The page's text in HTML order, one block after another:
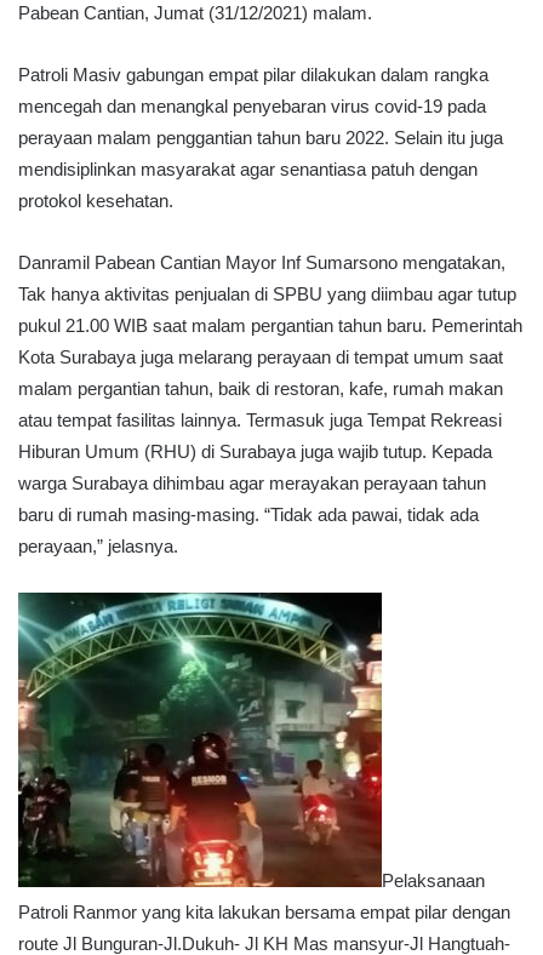
Pabean Cantian, Jumat (31/12/2021) malam.
Patroli Masiv gabungan empat pilar dilakukan dalam rangka
mencegah dan menangkal penyebaran virus covid-19 pada
perayaan malam penggantian tahun baru 2022. Selain itu juga
mendisiplinkan masyarakat agar senantiasa patuh dengan
protokol kesehatan.
Danramil Pabean Cantian Mayor Inf Sumarsono mengatakan,
Tak hanya aktivitas penjualan di SPBU yang diimbau agar tutup
pukul 21.00 WIB saat malam pergantian tahun baru. Pemerintah
Kota Surabaya juga melarang perayaan di tempat umum saat
malam pergantian tahun, baik di restoran, kafe, rumah makan
atau tempat fasilitas lainnya. Termasuk juga Tempat Rekreasi
Hiburan Umum (RHU) di Surabaya juga wajib tutup. Kepada
warga Surabaya dihimbau agar merayakan perayaan tahun
baru di rumah masing-masing. “Tidak ada pawai, tidak ada
perayaan,” jelasnya.
Pelaksanaan
Patroli Ranmor yang kita lakukan bersama empat pilar dengan
route Jl Bunguran-Jl.Dukuh- Jl KH Mas mansyur-Jl Hangtuah-